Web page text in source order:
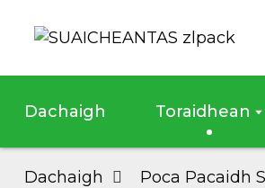
Dachaigh Toraidhean
Dachaigh Poca Pacaidh